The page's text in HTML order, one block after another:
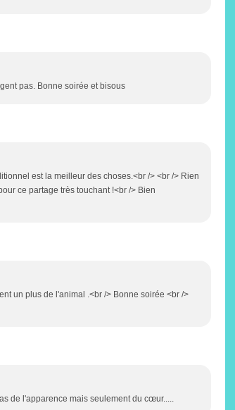
pas. Bonne soirée et bisous
est la meilleur des choses.<br /> <br /> Rien
ce partage très touchant !<br /> Bien
un plus de l'animal .<br /> Bonne soirée <br />
de l'apparence mais seulement du cœur.....